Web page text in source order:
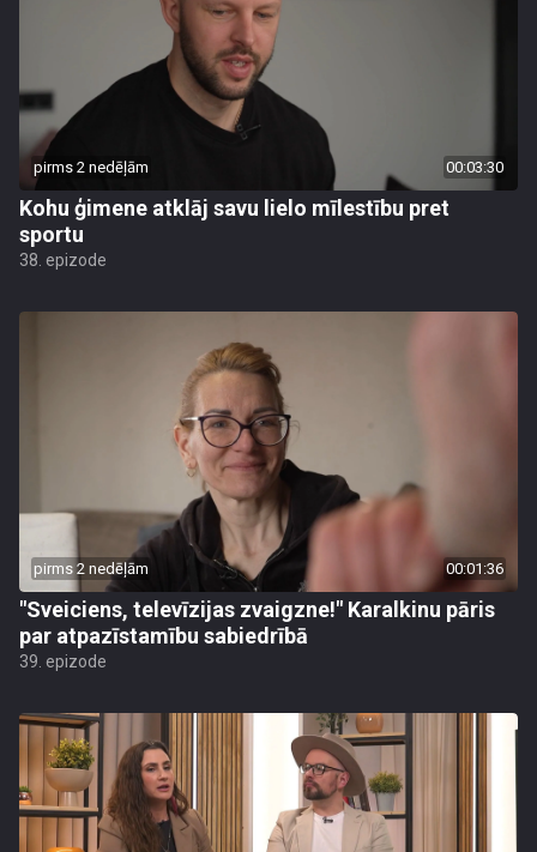
pirms 2 nedēļām 00:03:30
Kohu ģimene atklāj savu lielo mīlestību pret
sportu
38. epizode
pirms 2 nedēļām 00:01:36
"Sveiciens, televīzijas zvaigzne!" Karalkinu pāris
par atpazīstamību sabiedrībā
39. epizode